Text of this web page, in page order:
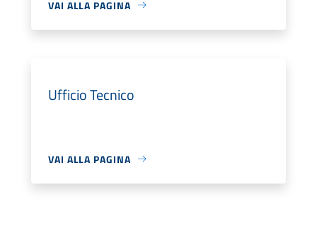
VAI ALLA PAGINA
Ufficio Tecnico
VAI ALLA PAGINA